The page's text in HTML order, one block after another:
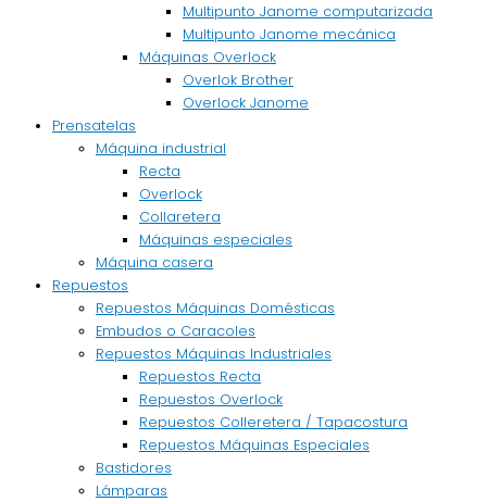
Multipunto Janome computarizada
Multipunto Janome mecánica
Máquinas Overlock
Overlok Brother
Overlock Janome
Prensatelas
Máquina industrial
Recta
Overlock
Collaretera
Máquinas especiales
Máquina casera
Repuestos
Repuestos Máquinas Domésticas
Embudos o Caracoles
Repuestos Máquinas Industriales
Repuestos Recta
Repuestos Overlock
Repuestos Colleretera / Tapacostura
Repuestos Máquinas Especiales
Bastidores
Lámparas